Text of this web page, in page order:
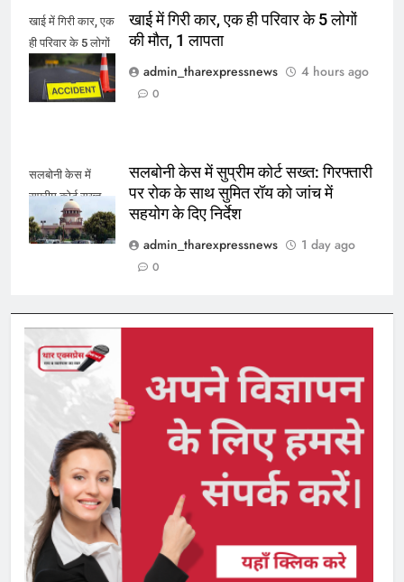
खाई में गिरी कार, एक
ही परिवार के 5 लोगों
की मौत, 1 लापता
खाई में गिरी कार, एक ही परिवार के 5 लोगों
की मौत, 1 लापता
admin_tharexpressnews
4 hours ago
0
सलबोनी केस में
सुप्रीम कोर्ट सख्त
सलबोनी केस में सुप्रीम कोर्ट सख्त: गिरफ्तारी
पर रोक के साथ सुमित रॉय को जांच में
सहयोग के दिए निर्देश
admin_tharexpressnews
1 day ago
0